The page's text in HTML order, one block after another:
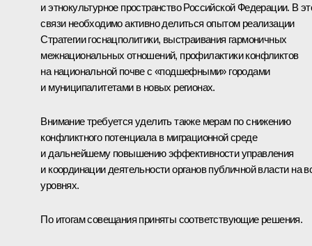
и этнокультурное пространство Российской Федерации. В
связи необходимо активно делиться опытом реализации
Стратегии госнацполитики, выстраивания гармоничных
межнациональных отношений, профилактики конфликтов
на национальной почве с «подшефными» городами
и муниципалитетами в новых регионах.
Внимание требуется уделить также мерам по снижению
конфликтного потенциала в миграционной среде
и дальнейшему повышению эффективности управления
и координации деятельности органов публичной власти на
уровнях.
По итогам совещания приняты соответствующие решения.